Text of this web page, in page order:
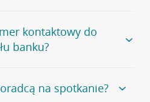
banku, zapraszamy na
, na której znajduje się
kontaktowy do
banku?
ogólnego numeru
na spotkanie?